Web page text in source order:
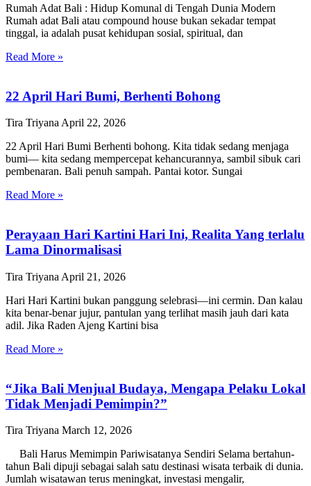
Rumah Adat Bali : Hidup Komunal di Tengah Dunia Modern
Rumah adat Bali atau compound house bukan sekadar tempat
tinggal, ia adalah pusat kehidupan sosial, spiritual, dan
Read More »
22 April Hari Bumi, Berhenti Bohong
Tira TriyanaApril 22, 2026
22 April Hari Bumi Berhenti bohong. Kita tidak sedang menjaga
bumi— kita sedang mempercepat kehancurannya, sambil sibuk cari
pembenaran. Bali penuh sampah. Pantai kotor. Sungai
Read More »
Perayaan Hari Kartini Hari Ini, Realita Yang terlalu
Lama Dinormalisasi
Tira Triyana April 21, 2026
Hari Hari Kartini bukan panggung selebrasi—ini cermin. Dan kalau
kita benar-benar jujur, pantulan yang terlihat masih jauh dari kata
adil. Jika Raden Ajeng Kartini bisa
Read More »
“Jika Bali Menjual Budaya, Mengapa Pelaku Lokal
Tidak Menjadi Pemimpin?”
Tira Triyana March 12, 2026
Bali Harus Memimpin Pariwisatanya Sendiri Selama bertahun-
tahun Bali dipuji sebagai salah satu destinasi wisata terbaik di dunia.
Jumlah wisatawan terus meningkat, investasi mengalir,